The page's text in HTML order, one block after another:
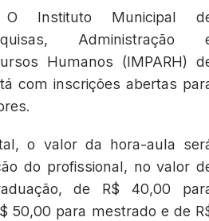
O Instituto Municipal
Administração
Humanos (IMPARH)
com inscrições abertas
o valor da hora-aula
do profissional, no valor
de R$ 40,00
50,00 para mestrado e de